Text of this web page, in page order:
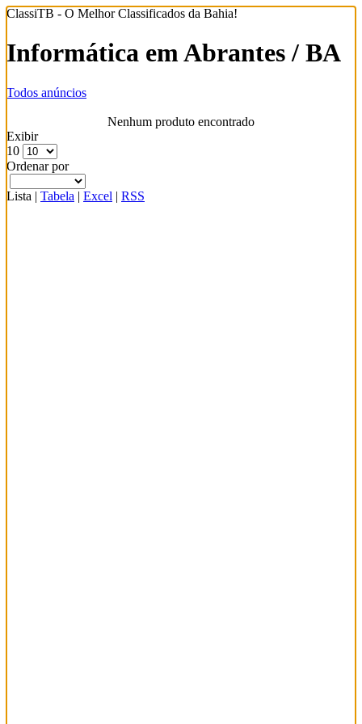
ClassiTB - O Melhor Classificados da Bahia!
Informática em Abrantes / BA
Todos anúncios
Nenhum produto encontrado
Exibir
10
Ordenar por
Lista | Tabela | Excel | RSS